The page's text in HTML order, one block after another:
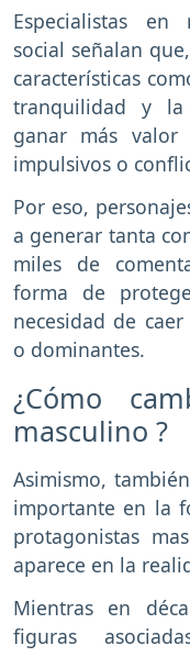
Especialistas en
social señalan
características
tranquilidad y la
ganar más valor
impulsivos o
Por eso,
a generar tanta
miles de
forma de
necesidad de
o dominantes.
¿Cómo
masculino ?
Asimismo,
importante en la
protagonistas
aparece en la
Mientras en
figuras